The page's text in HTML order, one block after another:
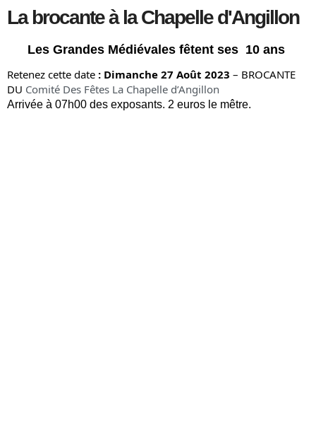
La brocante à la Chapelle d'Angillon
Les Grandes Médiévales fêtent ses 10 ans
Retenez cette date : Dimanche 27 Août 2023 – BROCANTE
DU Comité Des Fêtes La Chapelle d’Angillon
Arrivée à 07h00 des exposants. 2 euros le mêtre.